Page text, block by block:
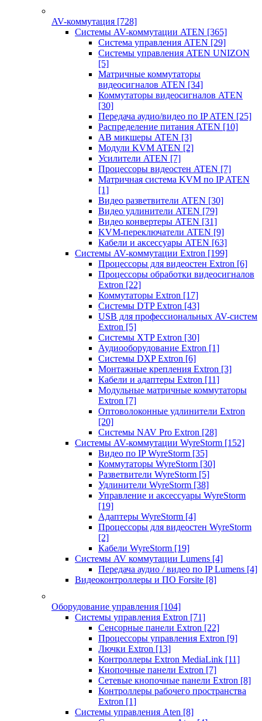
AV-коммутация [728]
Системы AV-коммутации ATEN [365]
Система управления ATEN [29]
Системы управления ATEN UNIZON
[5]
Матричные коммутаторы
видеосигналов ATEN [34]
Коммутаторы видеосигналов ATEN
[30]
Передача аудио/видео по IP ATEN [25]
Распределение питания ATEN [10]
АВ микшеры ATEN [3]
Модули KVM ATEN [2]
Усилители ATEN [7]
Процессоры видеостен ATEN [7]
Матричная система KVM по IP ATEN
[1]
Видео разветвители ATEN [30]
Видео удлинители ATEN [79]
Видео конвертеры ATEN [31]
KVM-переключатели ATEN [9]
Кабели и аксессуары ATEN [63]
Системы AV-коммутации Extron [199]
Процессоры для видеостен Extron [6]
Процессоры обработки видеосигналов
Extron [22]
Коммутаторы Extron [17]
Системы DTP Extron [43]
USB для профессиональных AV-систем
Extron [5]
Системы XTP Extron [30]
Аудиооборудование Extron [1]
Системы DXP Extron [6]
Монтажные крепления Extron [3]
Кабели и адаптеры Extron [11]
Модульные матричные коммутаторы
Extron [7]
Оптоволоконные удлинители Extron
[20]
Системы NAV Pro Extron [28]
Системы AV-коммутации WyreStorm [152]
Видео по IP WyreStorm [35]
Коммутаторы WyreStorm [30]
Разветвители WyreStorm [5]
Удлинители WyreStorm [38]
Управление и аксессуары WyreStorm
[19]
Адаптеры WyreStorm [4]
Процессоры для видеостен WyreStorm
[2]
Кабели WyreStorm [19]
Системы AV коммутации Lumens [4]
Передача аудио / видео по IP Lumens [4]
Видеоконтроллеры и ПО Forsite [8]
Оборудование управления [104]
Системы управления Extron [71]
Сенсорные панели Extron [22]
Процессоры управления Extron [9]
Лючки Extron [13]
Контроллеры Extron MediaLink [11]
Кнопочные панели Extron [7]
Сетевые кнопочные панели Extron [8]
Контроллеры рабочего пространства
Extron [1]
Системы управления Aten [8]